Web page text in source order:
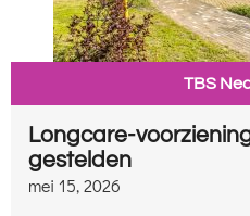
TBS
Longcare-
gestelden
mei 15, 2026